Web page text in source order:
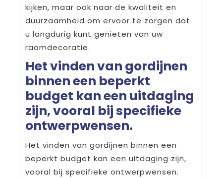
kijken, maar ook naar de kwaliteit en
duurzaamheid om ervoor te zorgen dat
u langdurig kunt genieten van uw
raamdecoratie.
Het vinden van gordijnen
binnen een beperkt
budget kan een uitdaging
zijn, vooral bij specifieke
ontwerpwensen.
Het vinden van gordijnen binnen een
beperkt budget kan een uitdaging zijn,
vooral bij specifieke ontwerpwensen.